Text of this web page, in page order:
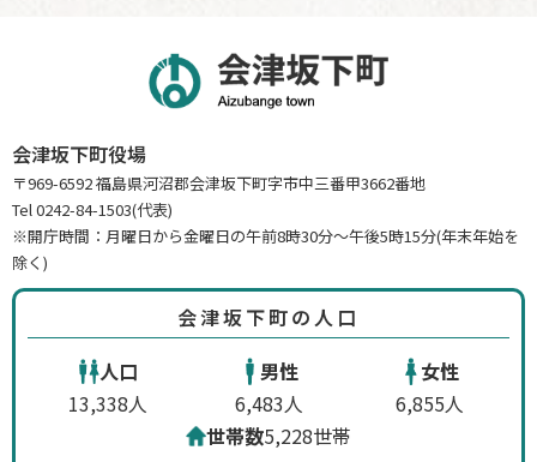
会津坂下町役場
〒969-6592 福島県河沼郡会津坂下町字市中三番甲3662番地
Tel 0242-84-1503(代表)
※開庁時間：月曜日から金曜日の午前8時30分～午後5時15分(年末年始を
除く)
会津坂下町の人口
人口
13,338人
男性
6,483人
女性
6,855人
世帯数5,228世帯